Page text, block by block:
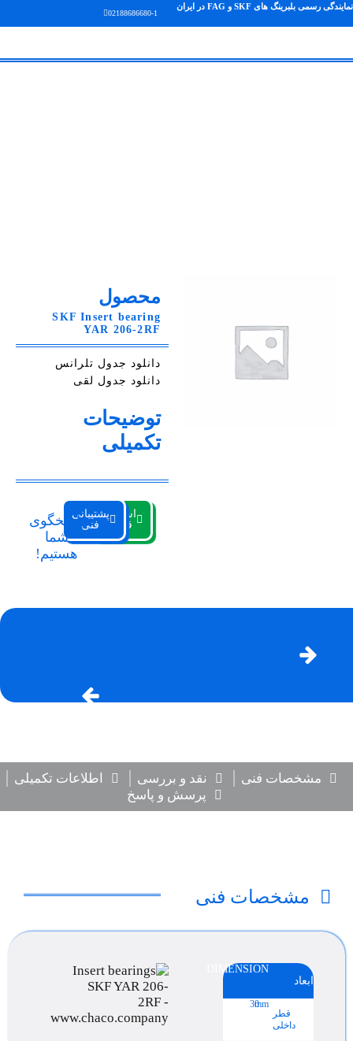
نمایندگی رسمی بلبرینگ های SKF و FAG در ایران
02188686680-1
محصول
SKF Insert bearing
YAR 206-2RF
دانلود جدول تلرانس
دانلود جدول لقی
توضیحات
تکمیلی
استعلام
قیمت
پشتیبانی
فنیپاسخگوی
شما
هستیم!
مشخصات فنی نقد و بررسی
اطلاعات تکمیلی
پرسش و پاسخ
مشخصات فنی
ابعاد
DIMENSION
قطر
داخلی
mm
30